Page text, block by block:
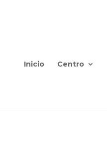
Inicio Centro